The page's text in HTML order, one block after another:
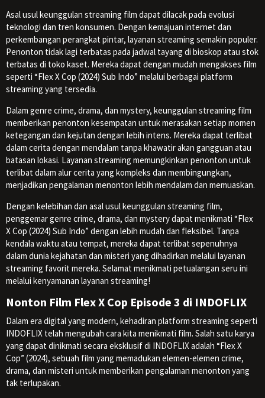
Asal usul keunggulan streaming film dapat dilacak pada evolusi
teknologi dan tren konsumen. Dengan kemajuan internet dan
perkembangan perangkat pintar, layanan streaming semakin populer.
Penonton tidak lagi terbatas pada jadwal tayang di bioskop atau stok
terbatas di toko kaset. Mereka dapat dengan mudah mengakses film
seperti “Flex X Cop (2024) Sub Indo” melalui berbagai platform
streaming yang tersedia.
Dalam genre crime, drama, dan mystery, keunggulan streaming film
memberikan penonton kesempatan untuk merasakan setiap momen
ketegangan dan kejutan dengan lebih intens. Mereka dapat terlibat
dalam cerita dengan mendalam tanpa khawatir akan gangguan atau
batasan lokasi. Layanan streaming memungkinkan penonton untuk
terlibat dalam alur cerita yang kompleks dan membingungkan,
menjadikan pengalaman menonton lebih mendalam dan memuaskan.
Dengan kelebihan dan asal usul keunggulan streaming film,
penggemar genre crime, drama, dan mystery dapat menikmati “Flex
X Cop (2024) Sub Indo” dengan lebih mudah dan fleksibel. Tanpa
kendala waktu atau tempat, mereka dapat terlibat sepenuhnya
dalam dunia kejahatan dan misteri yang dihadirkan melalui layanan
streaming favorit mereka. Selamat menikmati petualangan seru ini
melalui kenyamanan layanan streaming!
Nonton Film Flex X Cop Episode 3 di INDOFLIX
Dalam era digital yang modern, kehadiran platform streaming seperti
INDOFLIX telah mengubah cara kita menikmati film. Salah satu karya
yang dapat dinikmati secara eksklusif di INDOFLIX adalah “Flex X
Cop” (2024), sebuah film yang memadukan elemen-elemen crime,
drama, dan misteri untuk memberikan pengalaman menonton yang
tak terlupakan.